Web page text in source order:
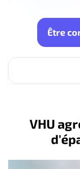
Être
VHU